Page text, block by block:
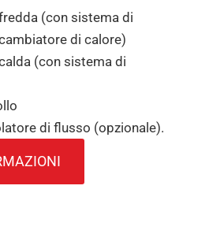
(con sistema di
di calore)
(con sistema di
di flusso (opzionale).